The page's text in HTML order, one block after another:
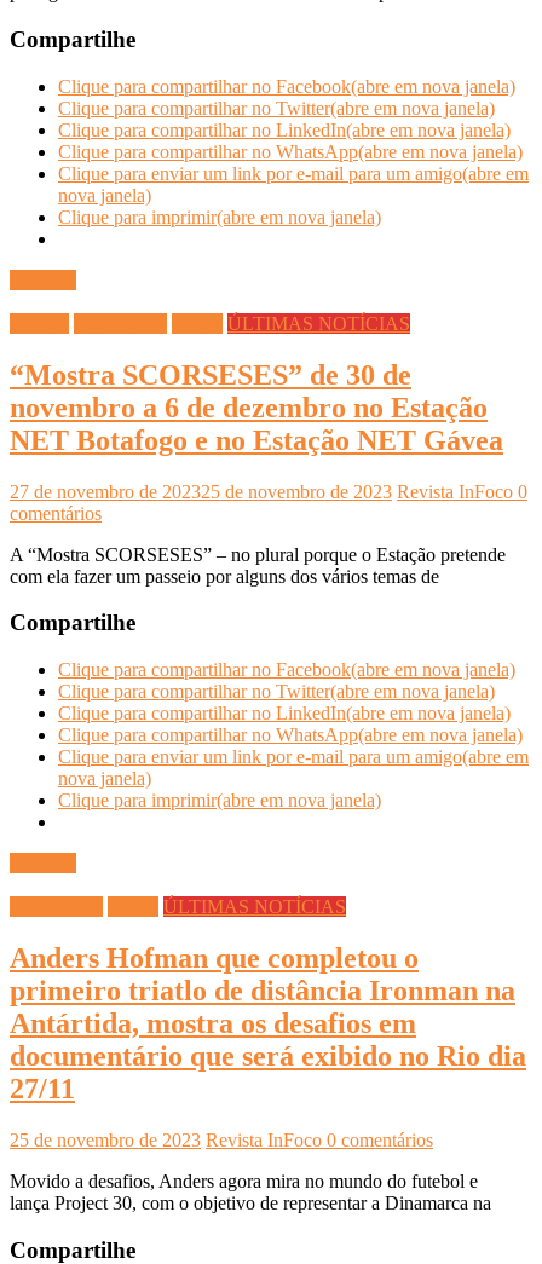
Compartilhe
Clique para compartilhar no Facebook(abre em nova janela)
Clique para compartilhar no Twitter(abre em nova janela)
Clique para compartilhar no LinkedIn(abre em nova janela)
Clique para compartilhar no WhatsApp(abre em nova janela)
Clique para enviar um link por e-mail para um amigo(abre em
nova janela)
Clique para imprimir(abre em nova janela)
ÚLTIMAS NOTÍCIAS
“Mostra SCORSESES” de 30 de
novembro a 6 de dezembro no Estação
NET Botafogo e no Estação NET Gávea
27 de novembro de 202325 de novembro de 2023 Revista InFoco 0
comentários
A “Mostra SCORSESES” – no plural porque o Estação pretende
com ela fazer um passeio por alguns dos vários temas de
Compartilhe
Clique para compartilhar no Facebook(abre em nova janela)
Clique para compartilhar no Twitter(abre em nova janela)
Clique para compartilhar no LinkedIn(abre em nova janela)
Clique para compartilhar no WhatsApp(abre em nova janela)
Clique para enviar um link por e-mail para um amigo(abre em
nova janela)
Clique para imprimir(abre em nova janela)
ÚLTIMAS NOTÍCIAS
Anders Hofman que completou o
primeiro triatlo de distância Ironman na
Antártida, mostra os desafios em
documentário que será exibido no Rio dia
27/11
25 de novembro de 2023 Revista InFoco 0 comentários
Movido a desafios, Anders agora mira no mundo do futebol e
lança Project 30, com o objetivo de representar a Dinamarca na
Compartilhe